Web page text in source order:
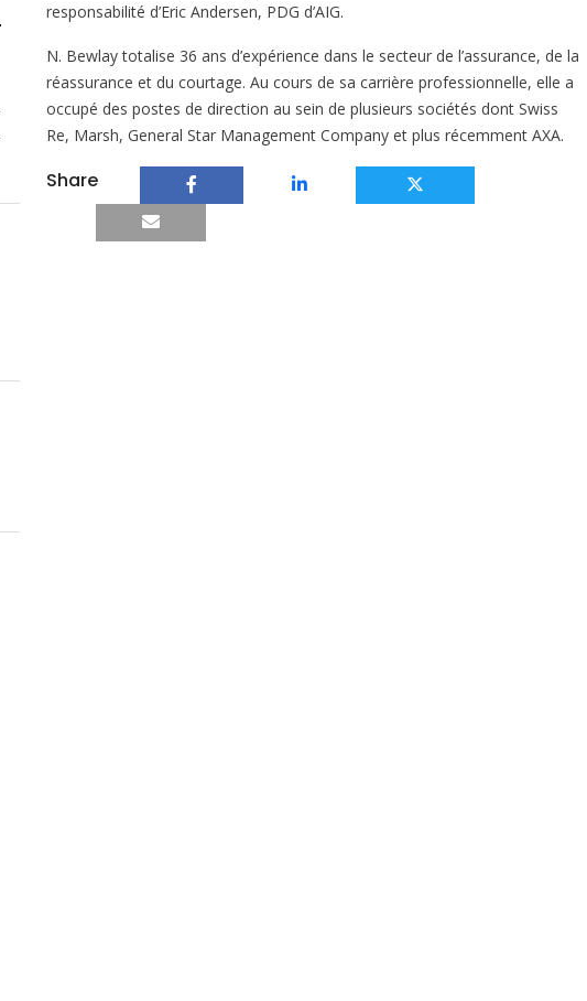
responsabilité d’Eric Andersen, PDG d’AIG.
N. Bewlay totalise 36 ans d’expérience dans le secteur de l’assurance, de la
réassurance et du courtage. Au cours de sa carrière professionnelle, elle a
occupé des postes de direction au sein de plusieurs sociétés dont Swiss
Re, Marsh, General Star Management Company et plus récemment AXA.
Share